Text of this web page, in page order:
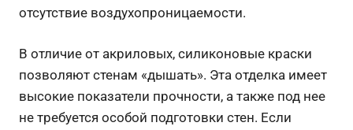
отсутствие воздухопроницаемости.
В отличие от акриловых, силиконовые краски
позволяют стенам «дышать». Эта отделка имеет
высокие показатели прочности, а также под нее
не требуется особой подготовки стен. Если